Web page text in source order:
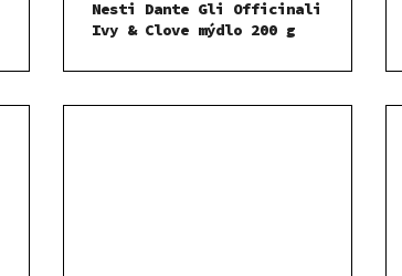
Nesti Dante Gli Officinali
Ivy & Clove mýdlo 200 g